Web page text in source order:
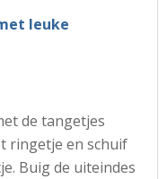
leuke
de tangetjes
ringetje en schuif
Buig de uiteindes